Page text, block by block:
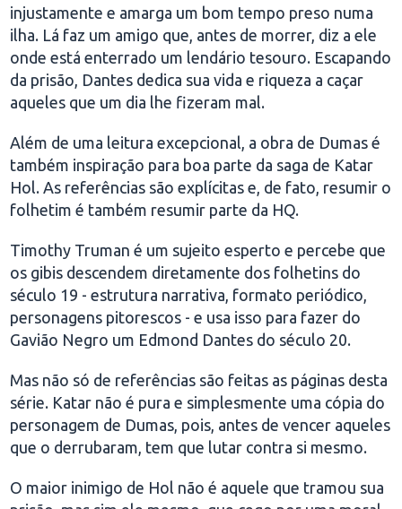
injustamente e amarga um bom tempo preso numa
ilha. Lá faz um amigo que, antes de morrer, diz a ele
onde está enterrado um lendário tesouro. Escapando
da prisão, Dantes dedica sua vida e riqueza a caçar
aqueles que um dia lhe fizeram mal.
Além de uma leitura excepcional, a obra de Dumas é
também inspiração para boa parte da saga de Katar
Hol. As referências são explícitas e, de fato, resumir o
folhetim é também resumir parte da HQ.
Timothy Truman é um sujeito esperto e percebe que
os gibis descendem diretamente dos folhetins do
século 19 - estrutura narrativa, formato periódico,
personagens pitorescos - e usa isso para fazer do
Gavião Negro um Edmond Dantes do século 20.
Mas não só de referências são feitas as páginas desta
série. Katar não é pura e simplesmente uma cópia do
personagem de Dumas, pois, antes de vencer aqueles
que o derrubaram, tem que lutar contra si mesmo.
O maior inimigo de Hol não é aquele que tramou sua